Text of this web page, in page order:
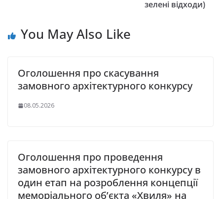
зелені відходи)
You May Also Like
Оголошення про скасування
замовного архітектурного конкурсу
08.05.2026
Оголошення про проведення
замовного архітектурного конкурсу в
один етап на розроблення концепції
меморіального об’єкта «Хвиля» на